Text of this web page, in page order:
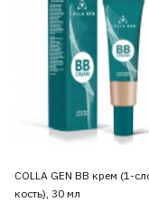
COLLA GEN ВВ крем (1-
кость), 30 мл